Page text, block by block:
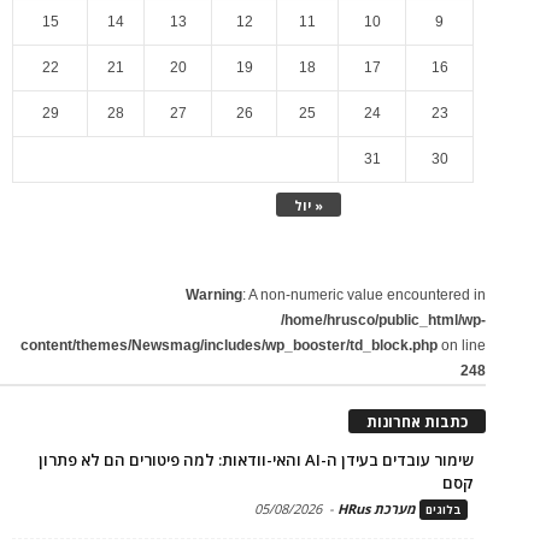
« יול
9
10
11
12
13
14
15
16
17
18
19
20
21
22
23
24
25
26
27
28
29
30
31
Warning: A non-numeric value encountered in
/home/hrusco/public_html/wp-
content/themes/Newsmag/includes/wp_booster/td_block.php on line
248
כתבות אחרונות
שימור עובדים בעידן ה-AI והאי-וודאות: למה פיטורים הם לא פתרון
קסם
בלוגים מערכת HRus -
05/08/2026